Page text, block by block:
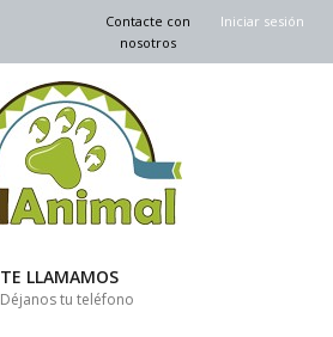
Iniciar sesión
Contacte con
nosotros
TE LLAMAMOS
Déjanos tu teléfono